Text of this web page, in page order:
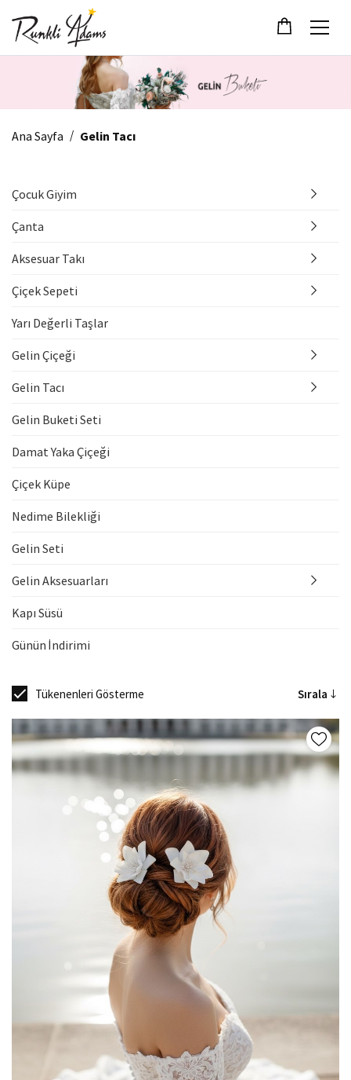
Ana Sayfa / Gelin Tacı
Çocuk Giyim
Çanta
Aksesuar Takı
Çiçek Sepeti
Yarı Değerli Taşlar
Gelin Çiçeği
Gelin Tacı
Gelin Buketi Seti
Damat Yaka Çiçeği
Çiçek Küpe
Nedime Bilekliği
Gelin Seti
Gelin Aksesuarları
Kapı Süsü
Günün İndirimi
Tükenenleri Gösterme Sırala